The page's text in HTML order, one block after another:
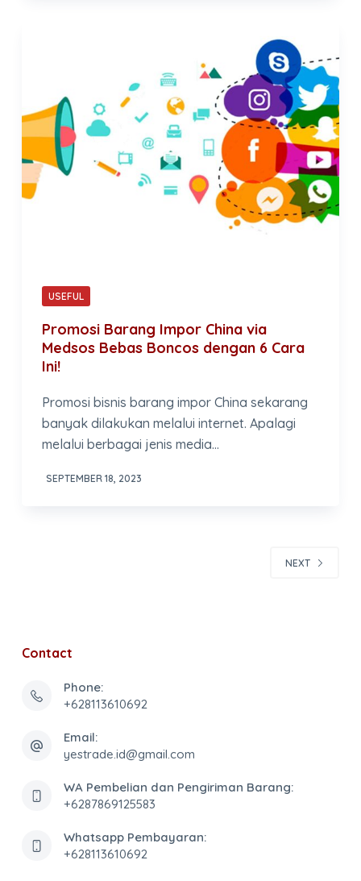
USEFUL
Promosi Barang Impor China via
Medsos Bebas Boncos dengan 6 Cara
Ini!
Promosi bisnis barang impor China sekarang
banyak dilakukan melalui internet. Apalagi
melalui berbagai jenis media…
SEPTEMBER 18, 2023
NEXT
Contact
Phone:
+628113610692
Email:
yestrade.id@gmail.com
WA Pembelian dan Pengiriman Barang:
+6287869125583
Whatsapp Pembayaran:
+628113610692